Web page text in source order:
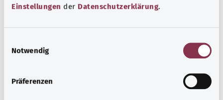
Einstellungen der Datenschutzerklärung.
Notwendig
Präferenzen
Eine Auswahl verschiedener Beratungs- und
Gesundheitsthemen.